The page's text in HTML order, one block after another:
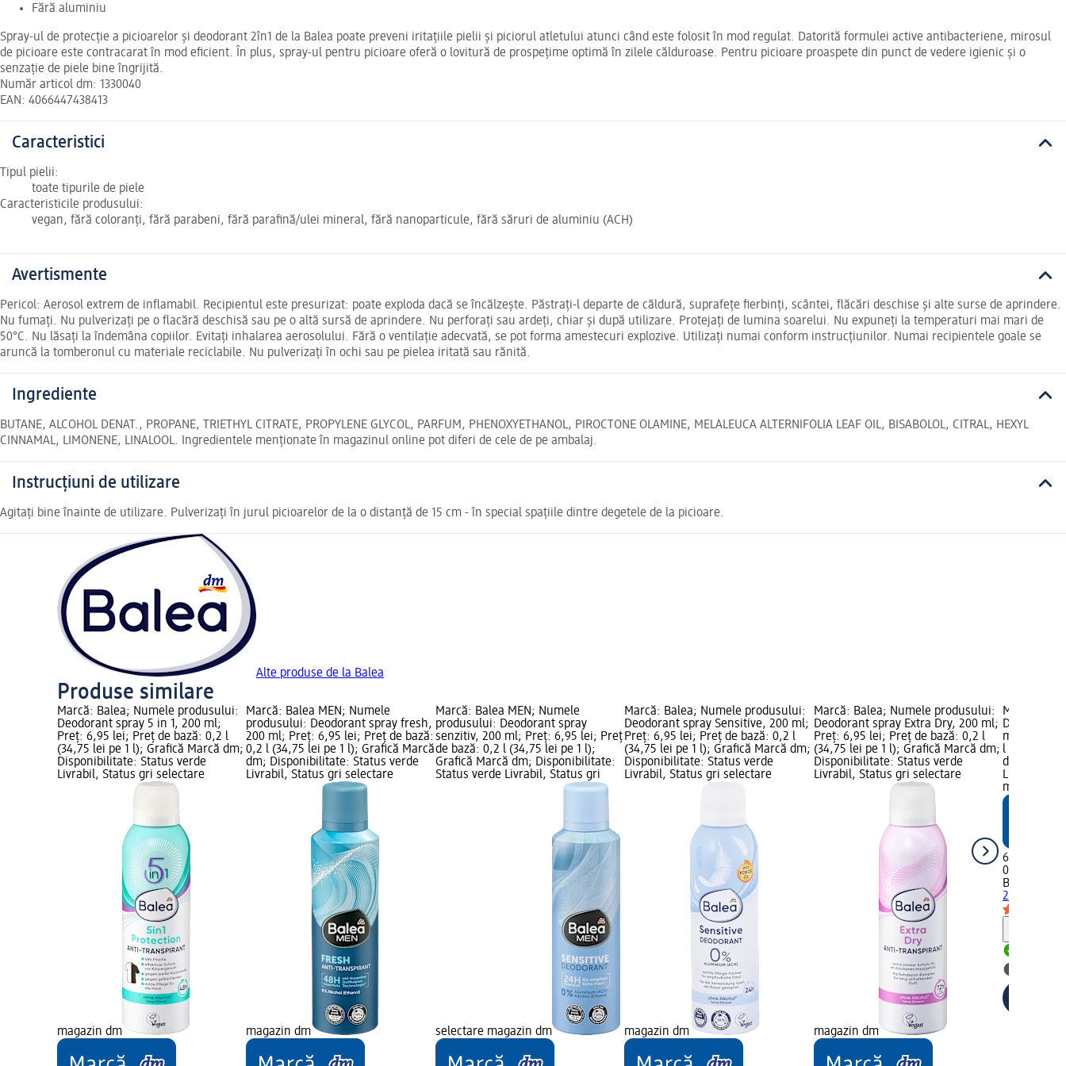
Fără aluminiu
Spray-ul de protecție a picioarelor și deodorant 2în1 de la Balea poate preveni iritațiile pielii și piciorul atletului atunci când este folosit în mod regulat. Datorită formulei active antibacteriene, mirosul
de picioare este contracarat în mod eficient. În plus, spray-ul pentru picioare oferă o lovitură de prospețime optimă în zilele călduroase. Pentru picioare proaspete din punct de vedere igienic și o
senzație de piele bine îngrijită.
Număr articol dm: 1330040
EAN: 4066447438413
Caracteristici
Tipul pielii:
toate tipurile de piele
Caracteristicile produsului:
vegan, fără coloranți, fără parabeni, fără parafină/ulei mineral, fără nanoparticule, fără săruri de aluminiu (ACH)
Avertismente
Pericol: Aerosol extrem de inflamabil. Recipientul este presurizat: poate exploda dacă se încălzește. Păstrați-l departe de căldură, suprafețe fierbinți, scântei, flăcări deschise și alte surse de aprindere.
Nu fumați. Nu pulverizați pe o flacără deschisă sau pe o altă sursă de aprindere. Nu perforați sau ardeți, chiar și după utilizare. Protejați de lumina soarelui. Nu expuneți la temperaturi mai mari de
50°C. Nu lăsați la îndemâna copiilor. Evitați inhalarea aerosolului. Fără o ventilație adecvată, se pot forma amestecuri explozive. Utilizați numai conform instrucțiunilor. Numai recipientele goale se
aruncă la tomberonul cu materiale reciclabile. Nu pulverizați în ochi sau pe pielea iritată sau rănită.
Ingrediente
BUTANE, ALCOHOL DENAT., PROPANE, TRIETHYL CITRATE, PROPYLENE GLYCOL, PARFUM, PHENOXYETHANOL, PIROCTONE OLAMINE, MELALEUCA ALTERNIFOLIA LEAF OIL, BISABOLOL, CITRAL, HEXYL
CINNAMAL, LIMONENE, LINALOOL. Ingredientele menționate în magazinul online pot diferi de cele de pe ambalaj.
Instrucțiuni de utilizare
Agitați bine înainte de utilizare. Pulverizați în jurul picioarelor de la o distanță de 15 cm - în special spațiile dintre degetele de la picioare.
Alte produse de la Balea
Produse similare
Marcă: Balea; Numele produsului:
Deodorant spray 5 in 1, 200 ml;
Preț: 6,95 lei; Preț de bază: 0,2 l
(34,75 lei pe 1 l); Grafică Marcă dm;
Disponibilitate: Status verde
Livrabil, Status gri selectare
magazin dm
Marcă: Balea MEN; Numele
produsului: Deodorant spray fresh,
200 ml; Preț: 6,95 lei; Preț de bază:
0,2 l (34,75 lei pe 1 l); Grafică Marcă
dm; Disponibilitate: Status verde
Livrabil, Status gri selectare
magazin dm
Marcă: Balea MEN; Numele
produsului: Deodorant spray
senzitiv, 200 ml; Preț: 6,95 lei; Preț
de bază: 0,2 l (34,75 lei pe 1 l);
Grafică Marcă dm; Disponibilitate:
Status verde Livrabil, Status gri
selectare magazin dm
Marcă: Balea; Numele produsului:
Deodorant spray Sensitive, 200 ml;
Preț: 6,95 lei; Preț de bază: 0,2 l
(34,75 lei pe 1 l); Grafică Marcă dm;
Disponibilitate: Status verde
Livrabil, Status gri selectare
magazin dm
Marcă: Balea; Numele produsului:
Deodorant spray Extra Dry, 200 ml;
Preț: 6,95 lei; Preț de bază: 0,2 l
(34,75 lei pe 1 l); Grafică Marcă dm;
Disponibilitate: Status verde
Livrabil, Status gri selectare
magazin dm
Marcă:
Deodorant
ml; Preț:
l (34,75 lei
dm;
Livrabil,
magazin
6,95 lei
0,2 l (34,75
Balea
200 ml